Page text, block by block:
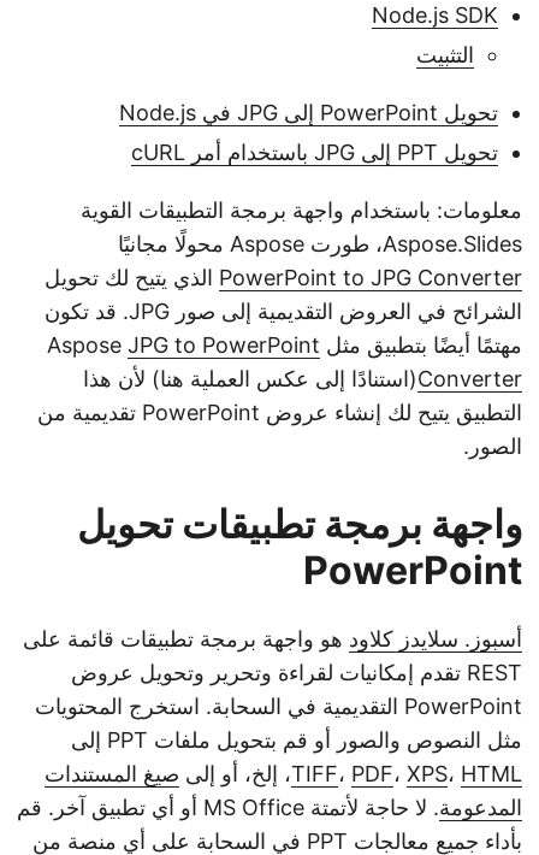
Node.js SDK
التثبيت
تحويل PowerPoint إلى JPG في Node.js
تحويل PPT إلى JPG باستخدام أمر cURL
معلومات: باستخدام واجهة برمجة التطبيقات القوية
Aspose.Slides، طورت Aspose محولًا مجانيًا
PowerPoint to JPG Converter الذي يتيح لك تحويل
الشرائح في العروض التقديمية إلى صور JPG. قد تكون
مهتمًا أيضًا بتطبيق مثل Aspose JPG to PowerPoint
Converter(استنادًا إلى عكس العملية هنا) لأن هذا
التطبيق يتيح لك إنشاء عروض PowerPoint تقديمية من
الصور.
واجهة برمجة تطبيقات تحويل
PowerPoint
أسبوز. سلايدز كلاود هو واجهة برمجة تطبيقات قائمة على
REST تقدم إمكانيات لقراءة وتحرير وتحويل عروض
PowerPoint التقديمية في السحابة. استخرج المحتويات
مثل النصوص والصور أو قم بتحويل ملفات PPT إلى
TIFF، PDF، XPS، HTML ، إلخ، أو إلى صيغ المستندات
المدعومة
. لا حاجة لأتمتة MS Office أو أي تطبيق آخر. قم
بأداء جميع معالجات PPT في السحابة على أي منصة من